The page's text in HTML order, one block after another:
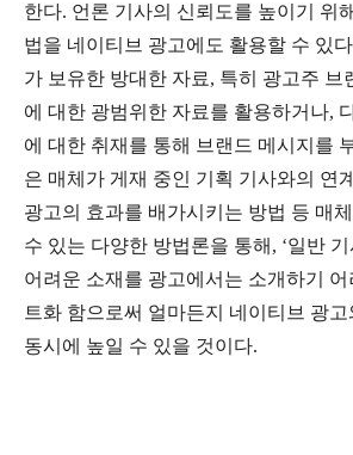
한다. 언론 기사의 신뢰도를 높이기 위
법을 네이티브 광고에도 활용할 수 있
가 보유한 방대한 자료, 특히 광고주 브
에 대한 광범위한 자료를 활용하거나,
에 대한 취재를 통해 브랜드 메시지를
은 매체가 게재 중인 기획 기사와의 연
광고의 효과를 배가시키는 방법 등 매
수 있는 다양한 방법론을 통해, ‘일반 기
어려운 소재를 광고에서는 소개하기 어
트화 함으로써 얼마든지 네이티브 광
동시에 높일 수 있을 것이다.